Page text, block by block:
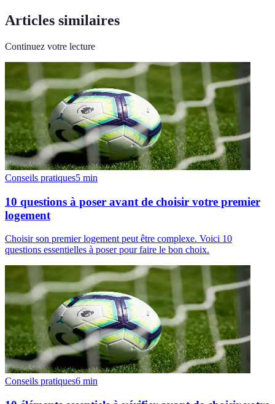
Articles similaires
Continuez votre lecture
Conseils pratiques5 min
10 questions à poser avant de choisir votre premier
logement
Choisir son premier logement peut être complexe. Voici 10
questions essentielles à poser pour faire le bon choix.
Conseils pratiques6 min